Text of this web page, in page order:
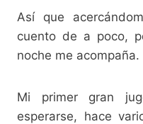
Así que
cuento de a poco,
noche me acompaña.
Mi primer gran
esperarse, hace